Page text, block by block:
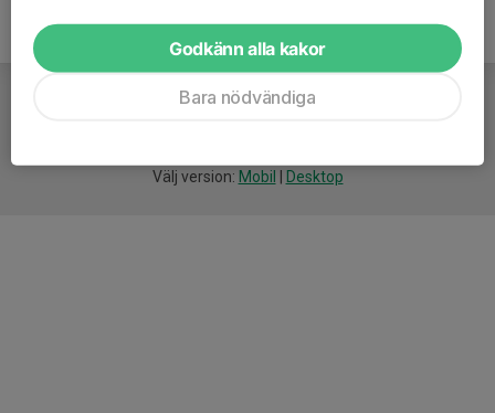
Välj version: Mobil Desktop
Godkänn alla kakor
Bara nödvändiga